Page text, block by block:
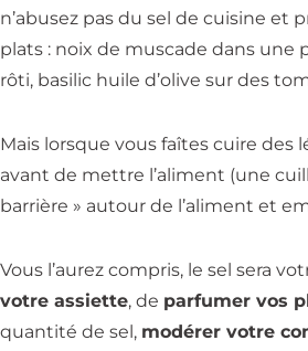
n’abusez pas du sel de cuisine et
plats : noix de muscade dans
rôti, basilic huile d’olive sur des
Mais lorsque vous faîtes cuire des
avant de mettre l’aliment (une
barrière » autour de l’aliment et
Vous l’aurez compris, le sel sera
votre assiette, de parfumer vos
quantité de sel, modérer votre